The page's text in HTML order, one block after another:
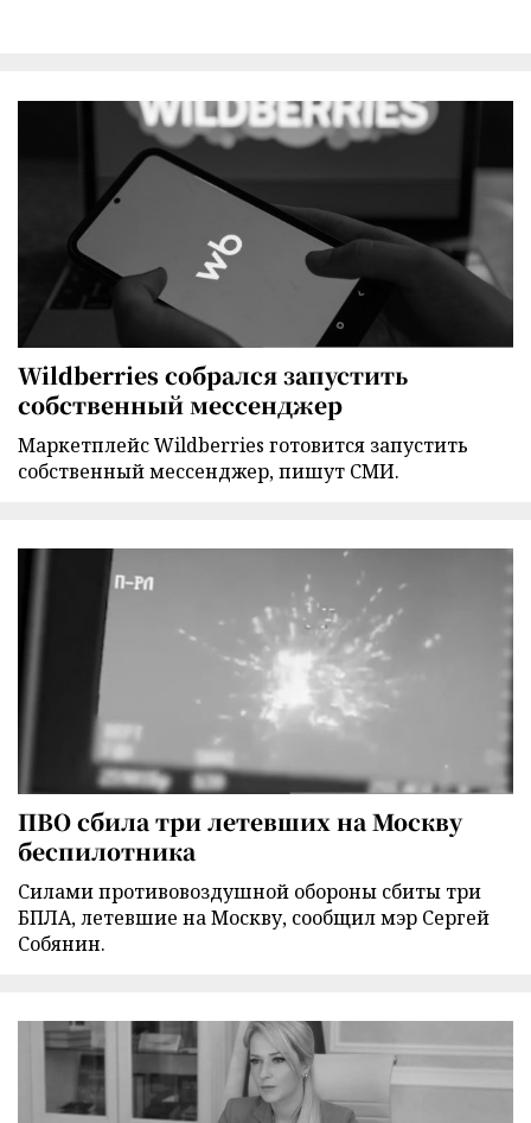
Wildberries собрался запустить
собственный мессенджер
Маркетплейс Wildberries готовится запустить
собственный мессенджер, пишут СМИ.
ПВО сбила три летевших на Москву
беспилотника
Силами противовоздушной обороны сбиты три
БПЛА, летевшие на Москву, сообщил мэр Сергей
Собянин.